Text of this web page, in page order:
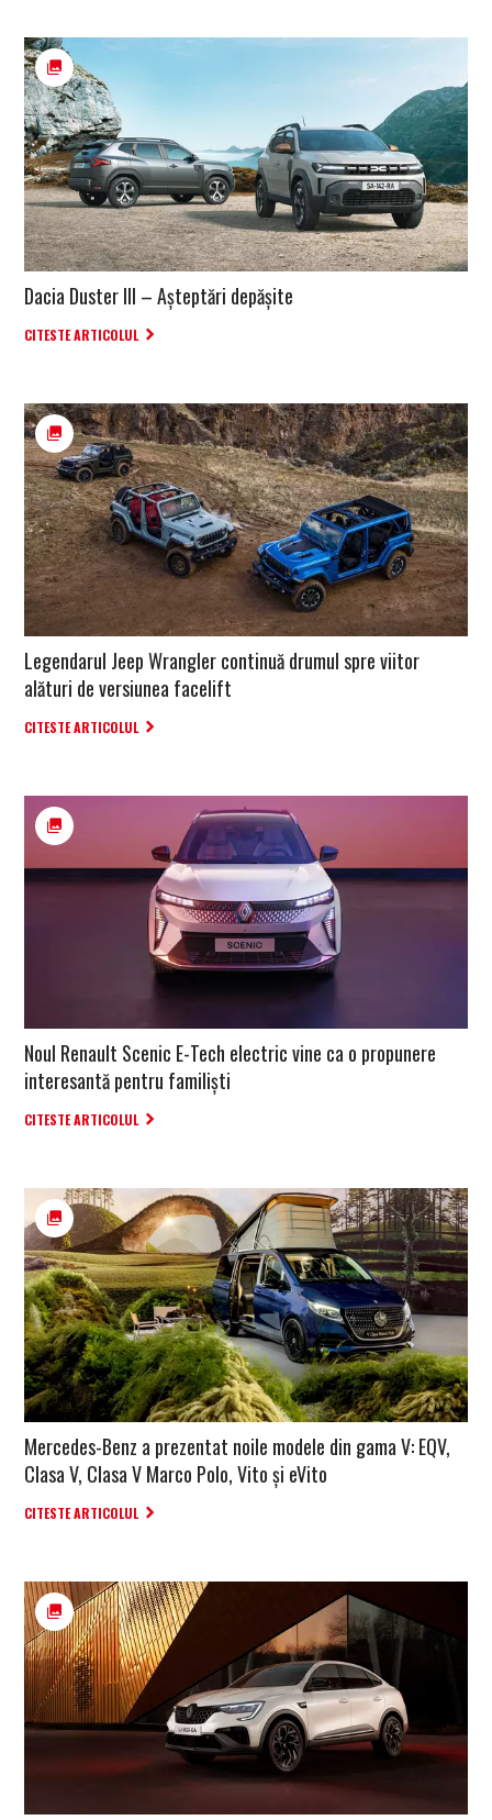
Dacia Duster III – Așteptări depășite
CITESTE ARTICOLUL
Legendarul Jeep Wrangler continuă drumul spre viitor
alături de versiunea facelift
CITESTE ARTICOLUL
Noul Renault Scenic E-Tech electric vine ca o propunere
interesantă pentru familiști
CITESTE ARTICOLUL
Mercedes-Benz a prezentat noile modele din gama V: EQV,
Clasa V, Clasa V Marco Polo, Vito și eVito
CITESTE ARTICOLUL